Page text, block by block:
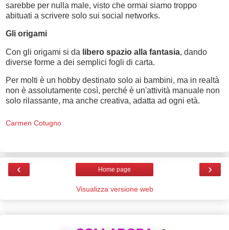
sarebbe per nulla male, visto che ormai siamo troppo
abituati a scrivere solo sui social networks.
Gli origami
Con gli origami si da libero spazio alla fantasia, dando
diverse forme a dei semplici fogli di carta.
Per molti è un hobby destinato solo ai bambini, ma in realtà
non è assolutamente così, perché è un'attività manuale non
solo rilassante, ma anche creativa, adatta ad ogni età.
Carmen Cotugno
‹ ›
Home page
Visualizza versione web